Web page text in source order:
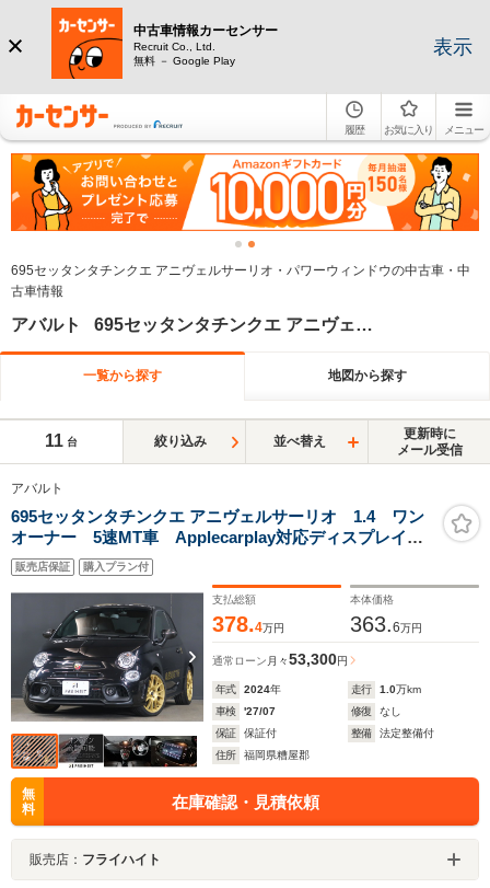
中古車情報カーセンサー
Recruit Co., Ltd.
無料 － Google Play
表示
履歴 お気に入り メニュー
695セッタンタチンクエ アニヴェルサーリオ・パワーウィンドウの中古車・中
古車情報
アバルト 695セッタンタチンクエ アニヴェルサーリオ パワーウィンドウ
一覧から探す 地図から探す
11 台 絞り込み 並べ替え
更新時に
メール受信
アバルト
695セッタンタチンクエ アニヴェルサーリオ 1.4 ワン
オーナー 5速MT車 Applecarplay対応ディスプレイオ
ーディオ バックカメラ 前後ドライブレコーダー
ETC Bluetooth接続対応&USB接続ポート フロント&
リアフォグランプ
販売店保証 購入プラン付
支払総額
378.4万円
本体価格
363.6万円
通常ローン 月々53,300円
年式 2024年 走行 1.0万km
車検
'27/07 修復
なし
保証
保証付 整備
法定整備付
住所
福岡県糟屋郡
無
料
在庫確認・見積依頼
販売店： フライハイト